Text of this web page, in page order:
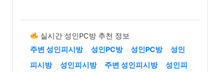
실시간 성인PC방 추천 정보
주변 성인피시방
성인PC방 성인PC방
성인
피시방
성인피시방 주변 성인피시방
성인피